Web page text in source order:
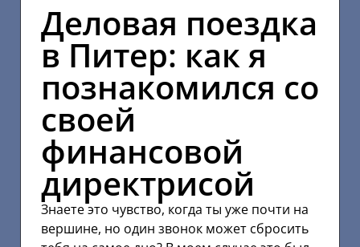
Деловая поездка
в Питер: как я
познакомился со
своей
финансовой
директрисой
Знаете это чувство, когда ты уже почти на
вершине, но один звонок может сбросить